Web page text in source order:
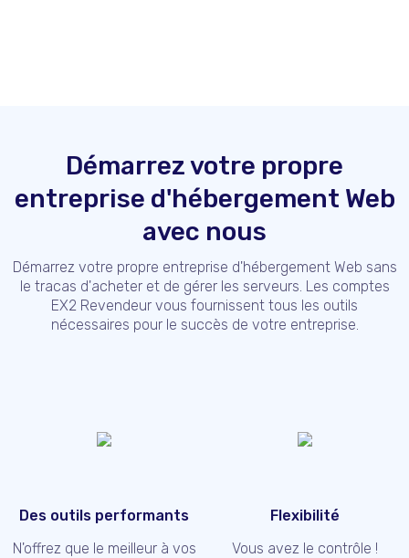
Démarrez votre propre
entreprise d'hébergement Web
avec nous
Démarrez votre propre entreprise d'hébergement Web sans
le tracas d'acheter et de gérer les serveurs. Les comptes
EX2 Revendeur vous fournissent tous les outils
nécessaires pour le succès de votre entreprise.
Des outils performants
N'offrez que le meilleur à vos
Flexibilité
Vous avez le contrôle !